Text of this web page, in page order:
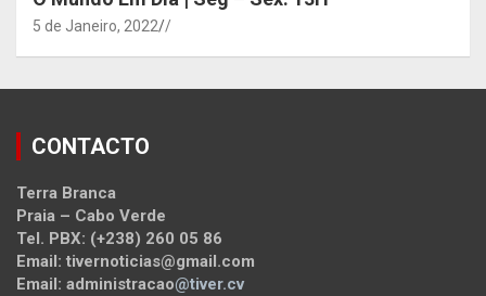
5 de Janeiro, 2022 /
CONTACTO
Terra Branca
Praia – Cabo Verde
Tel. PBX: (+238) 260 05 86
Email: tivernoticias@gmail.com
Email: administracao@tiver.cv